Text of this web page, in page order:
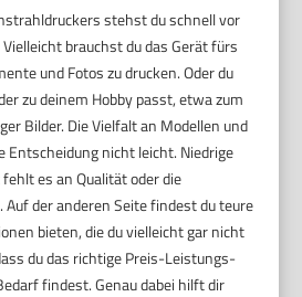
stehst du schnell vor
brauchst du das Gerät fürs
und Fotos zu drucken. Oder du
zu deinem Hobby passt, etwa zum
Bilder. Die Vielfalt an Modellen und
Entscheidung nicht leicht. Niedrige
es an Qualität oder die
Auf der anderen Seite findest du teure
bieten, die du vielleicht gar nicht
du das richtige Preis-Leistungs-
findest. Genau dabei hilft dir